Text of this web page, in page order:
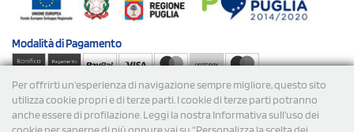
Per offrirti un'esperienza di navigazione sempre migliore, questo sito
utilizza cookie propri e di terze parti. I cookie di terze parti potranno
anche essere di profilazione. Leggi la nostra Informativa sull’uso dei
Modalità diPagamento
Spedizioni